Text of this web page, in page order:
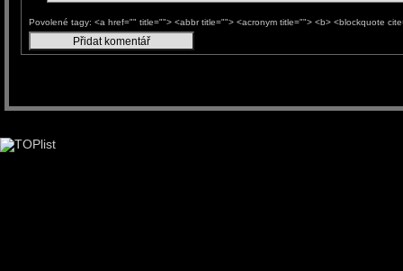
Povolené tagy: <a href="" title=""> <abbr title=""> <acronym title=""> <b> <blockquote